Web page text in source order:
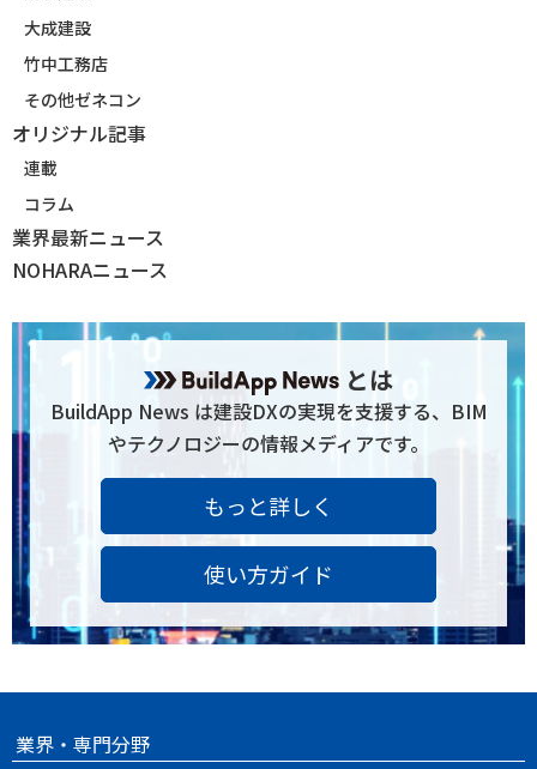
大成建設
竹中工務店
その他ゼネコン
オリジナル記事
連載
コラム
業界最新ニュース
NOHARAニュース
とは
BuildApp News は建設DXの実現を支援する、BIM
やテクノロジーの情報メディアです。
もっと詳しく
使い方ガイド
業界・専門分野